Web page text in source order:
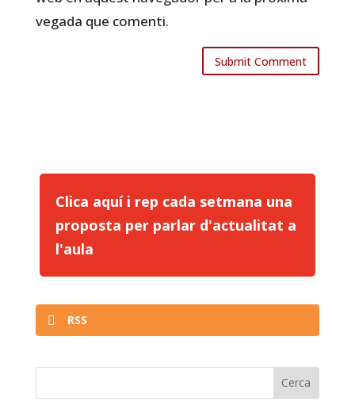
vegada que comenti.
Clica aquí i rep cada setmana una
proposta per parlar d'actualitat a
l'aula
RSS